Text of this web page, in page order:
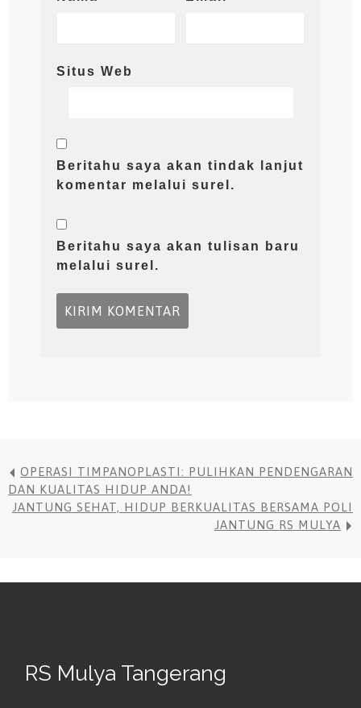
Situs Web
Beritahu saya akan tindak lanjut
komentar melalui surel.
Beritahu saya akan tulisan baru
melalui surel.
OPERASI TIMPANOPLASTI: PULIHKAN PENDENGARAN
DAN KUALITAS HIDUP ANDA!
JANTUNG SEHAT, HIDUP BERKUALITAS BERSAMA POLI
JANTUNG RS MULYA
RS Mulya Tangerang